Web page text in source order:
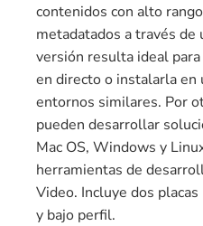
contenidos con alto
metadatados a través de
versión resulta ideal
en directo o instalarla en
entornos similares. Por
pueden desarrollar
Mac OS, Windows y
herramientas de
Video. Incluye dos
y bajo perfil.